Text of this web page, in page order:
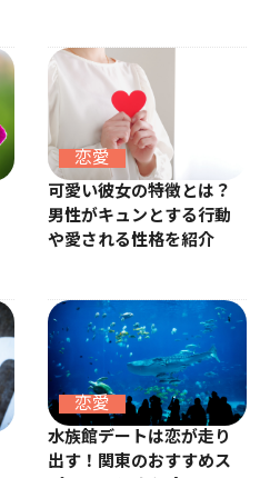
恋愛
可愛い彼女の特徴とは？
男性がキュンとする行動
や愛される性格を紹介
恋愛
水族館デートは恋が走り
出す！関東のおすすめス